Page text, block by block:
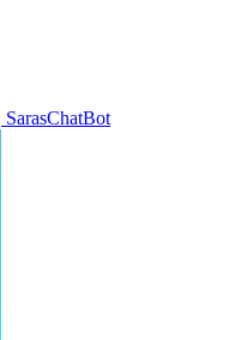
SarasChatBot